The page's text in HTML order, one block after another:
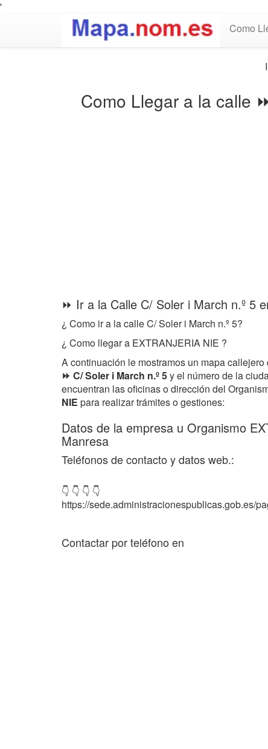
'
Como
Como Llegar a la calle
⏩ Ir a la Calle C/ Soler i March n.º 5
¿ Como ir a la calle C/ Soler i March n.º 5?
¿ Como llegar a EXTRANJERIA NIE ?
A continuación le mostramos un mapa
⏩ C/ Soler i March n.º 5y el número de la
encuentran las oficinas o dirección del
NIE para realizar trámites o gestiones:
Datos de la empresa u Organismo
Manresa
Teléfonos de contacto y datos web.:
👇 👇 👇 👇
https://sede.administracionespublicas.gob.es/
Contactar por teléfono en